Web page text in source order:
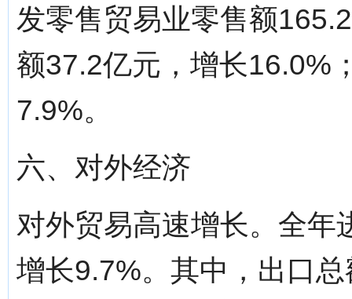
发零售贸易业零售额
额37.2亿元，增长16.0%
7.9%。
六、对外经济
对外贸易高速增长。全年
增长9.7%。其中，出口